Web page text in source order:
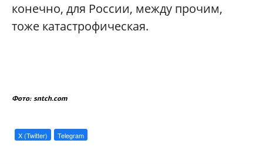
конечно, для России, между прочим,
тоже катастрофическая.
Фото: sntch.com
X (Twitter) Telegram